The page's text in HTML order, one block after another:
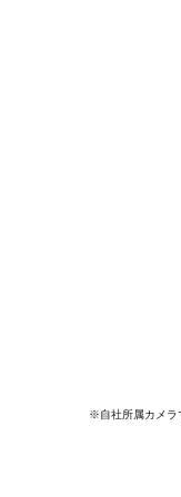
※自社所属カメラ